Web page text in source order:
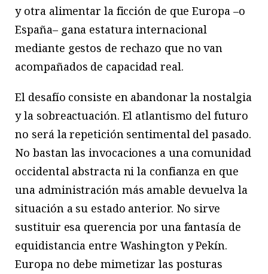
y otra alimentar la ficción de que Europa –o
España– gana estatura internacional
mediante gestos de rechazo que no van
acompañados de capacidad real.
El desafío consiste en abandonar la nostalgia
y la sobreactuación. El atlantismo del futuro
no será la repetición sentimental del pasado.
No bastan las invocaciones a una comunidad
occidental abstracta ni la confianza en que
una administración más amable devuelva la
situación a su estado anterior. No sirve
sustituir esa querencia por una fantasía de
equidistancia entre Washington y Pekín.
Europa no debe mimetizar las posturas